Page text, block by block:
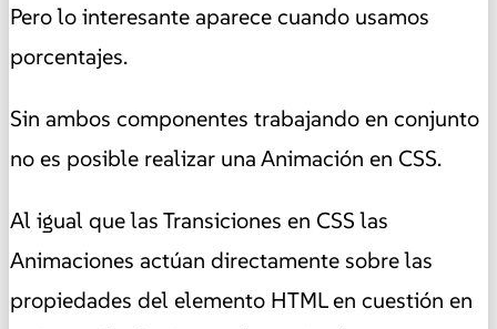
Pero lo interesante aparece cuando usamos
porcentajes.
Sin ambos componentes trabajando en conjunto
no es posible realizar una Animación en CSS.
Al igual que las Transiciones en CSS las
Animaciones actúan directamente sobre las
propiedades del elemento HTML en cuestión en